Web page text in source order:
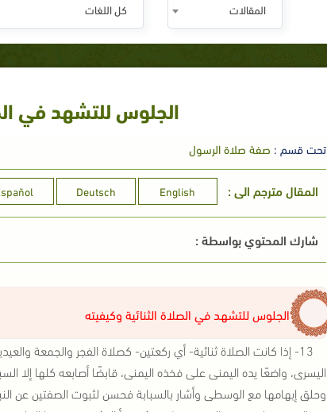
المقالات كل اللغات
الجلوس للتشهد في
تحت قسم : صفة صلاة الرسول
المقال مترجم الى : English
Deutsch
شارك المحتوي بواسطة :
الجلوس للتشهد في الصلاة الثنائية وكيفيته
13- إذا كانت الصلاة ثنائية- أي ركعتين- كصلاة الفجر والجمعة
اليسرى، واضعًا يده اليمنى على فخذه اليمنى، قابضًا أصابعه كلها إلا
وحلق إبهامها مع الوسطى وأشار بالسبابة فحسن لثبوت الصفتين عن